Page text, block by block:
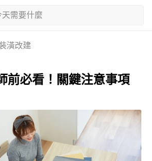
潢改建
前必看！關鍵注意事項